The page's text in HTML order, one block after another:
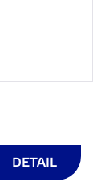
DETAIL